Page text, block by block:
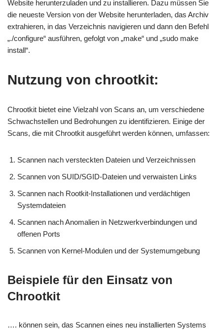
Website herunterzuladen und zu installieren. Dazu müssen Sie
die neueste Version von der Website herunterladen, das Archiv
extrahieren, in das Verzeichnis navigieren und dann den Befehl
„./configure“ ausführen, gefolgt von „make“ und „sudo make
install“.
Nutzung von chrootkit:
Chrootkit bietet eine Vielzahl von Scans an, um verschiedene
Schwachstellen und Bedrohungen zu identifizieren. Einige der
Scans, die mit Chrootkit ausgeführt werden können, umfassen:
Scannen nach versteckten Dateien und Verzeichnissen
Scannen von SUID/SGID-Dateien und verwaisten Links
Scannen nach Rootkit-Installationen und verdächtigen
Systemdateien
Scannen nach Anomalien in Netzwerkverbindungen und
offenen Ports
Scannen von Kernel-Modulen und der Systemumgebung
Beispiele für den Einsatz von
Chrootkit
…. können sein, das Scannen eines neu installierten Systems